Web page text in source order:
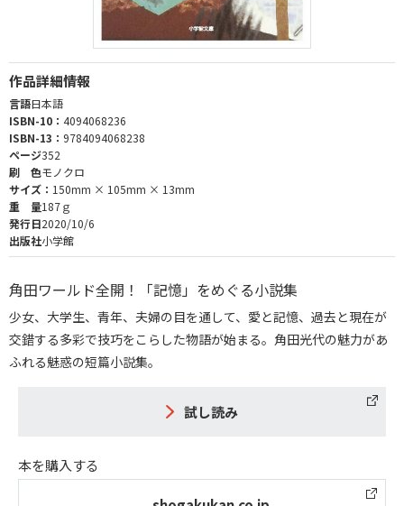
作品詳細情報
言語日本語
ISBN-10： 4094068236
ISBN-13： 9784094068238
ページ352
刷 色モノクロ
サイズ： 150mm × 105mm × 13mm
重 量187ｇ
発行日2020/10/6
出版社小学館
角田ワールド全開！「記憶」をめぐる小説集
少女、大学生、青年、夫婦の目を通して、愛と記憶、過去と現在が
交錯する多彩で技巧をこらした物語が始まる。角田光代の魅力があ
ふれる魅惑の短篇小説集。
試し読み
本を購入する